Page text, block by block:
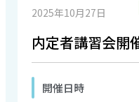
2025年10月27日
内定者講習会開
開催日時